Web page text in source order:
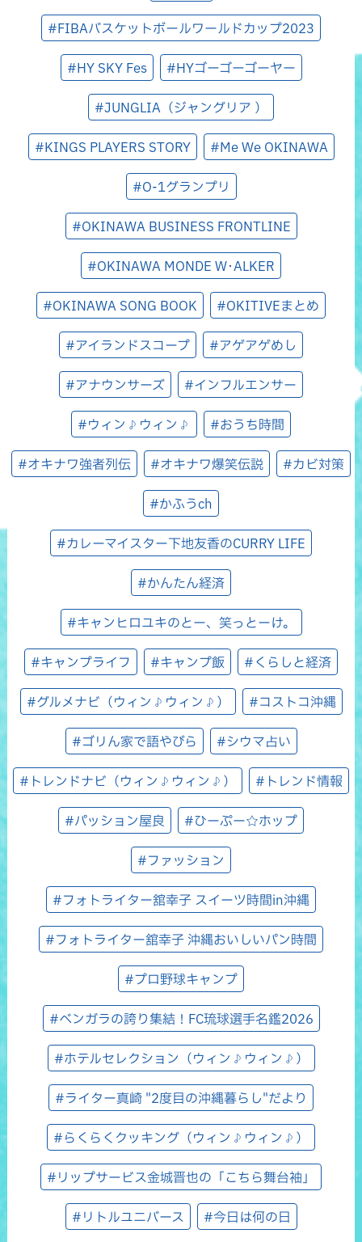
#FIBAバスケットボールワールドカップ2023
#HY SKY Fes #HYゴーゴーゴーヤー
#JUNGLIA（ジャングリア ）
#KINGS PLAYERS STORY #Me We OKINAWA
#O-1グランプリ
#OKINAWA BUSINESS FRONTLINE
#OKINAWA MONDE W･ALKER
#OKINAWA SONG BOOK #OKITIVEまとめ
#アイランドスコープ #アゲアゲめし
#アナウンサーズ #インフルエンサー
#ウィン♪ウィン♪ #おうち時間
#オキナワ強者列伝 #オキナワ爆笑伝説 #カビ対策
#かふうch
#カレーマイスター下地友香のCURRY LIFE
#かんたん経済
#キャンヒロユキのとー、笑っとーけ。
#キャンプライフ #キャンプ飯 #くらしと経済
#グルメナビ（ウィン♪ウィン♪） #コストコ沖縄
#ゴリん家で語やびら #シウマ占い
#トレンドナビ（ウィン♪ウィン♪） #トレンド情報
#パッション屋良 #ひーぷー☆ホップ
#ファッション
#フォトライター舘幸子 スイーツ時間in沖縄
#フォトライター舘幸子 沖縄おいしいパン時間
#プロ野球キャンプ
#ベンガラの誇り集結！FC琉球選手名鑑2026
#ホテルセレクション（ウィン♪ウィン♪）
#ライター真崎 "2度目の沖縄暮らし"だより
#らくらくクッキング（ウィン♪ウィン♪）
#リップサービス金城晋也の「こちら舞台袖」
#リトルユニバース #今日は何の日